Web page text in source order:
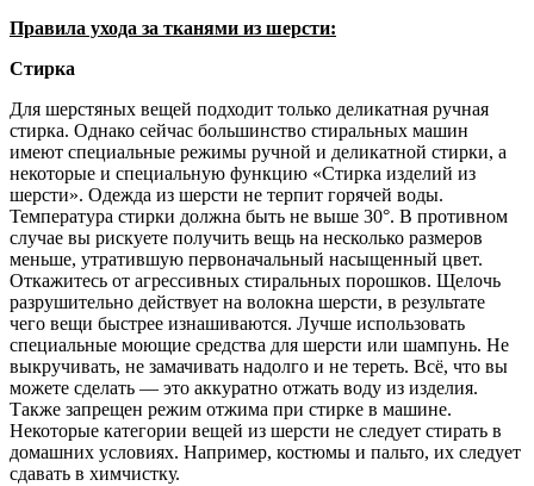
Правила ухода за тканями из шерсти:
Стирка
Для шерстяных вещей подходит только деликатная ручная
стирка. Однако сейчас большинство стиральных машин
имеют специальные режимы ручной и деликатной стирки, а
некоторые и специальную функцию «Стирка изделий из
шерсти». Одежда из шерсти не терпит горячей воды.
Температура стирки должна быть не выше 30°. В противном
случае вы рискуете получить вещь на несколько размеров
меньше, утратившую первоначальный насыщенный цвет.
Откажитесь от агрессивных стиральных порошков. Щелочь
разрушительно действует на волокна шерсти, в результате
чего вещи быстрее изнашиваются. Лучше использовать
специальные моющие средства для шерсти или шампунь. Не
выкручивать, не замачивать надолго и не тереть. Всё, что вы
можете сделать — это аккуратно отжать воду из изделия.
Также запрещен режим отжима при стирке в машине.
Некоторые категории вещей из шерсти не следует стирать в
домашних условиях. Например, костюмы и пальто, их следует
сдавать в химчистку.